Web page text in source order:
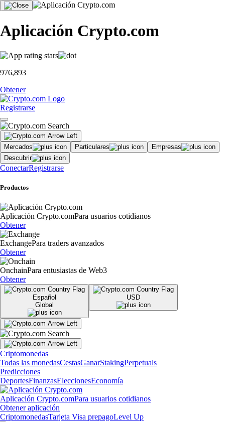
Aplicación Crypto.com
976,893
Obtener
Registrarse
Mercados Particulares
Empresas
Descubrir
ConectarRegistrarse
Productos
Aplicación Crypto.comPara usuarios cotidianos
Obtener
ExchangePara traders avanzados
Obtener
OnchainPara entusiastas de Web3
Obtener
Español
Global
USD
Criptomonedas
Todas las monedasCestasGanarStakingPerpetuals
Predicciones
DeportesFinanzasEleccionesEconomía
Aplicación Crypto.comPara usuarios cotidianos
Obtener aplicación
CriptomonedasTarjeta Visa prepagoLevel Up